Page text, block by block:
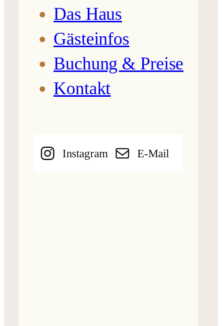
Das Haus
Gästeinfos
Buchung & Preise
Kontakt
Instagram E-Mail